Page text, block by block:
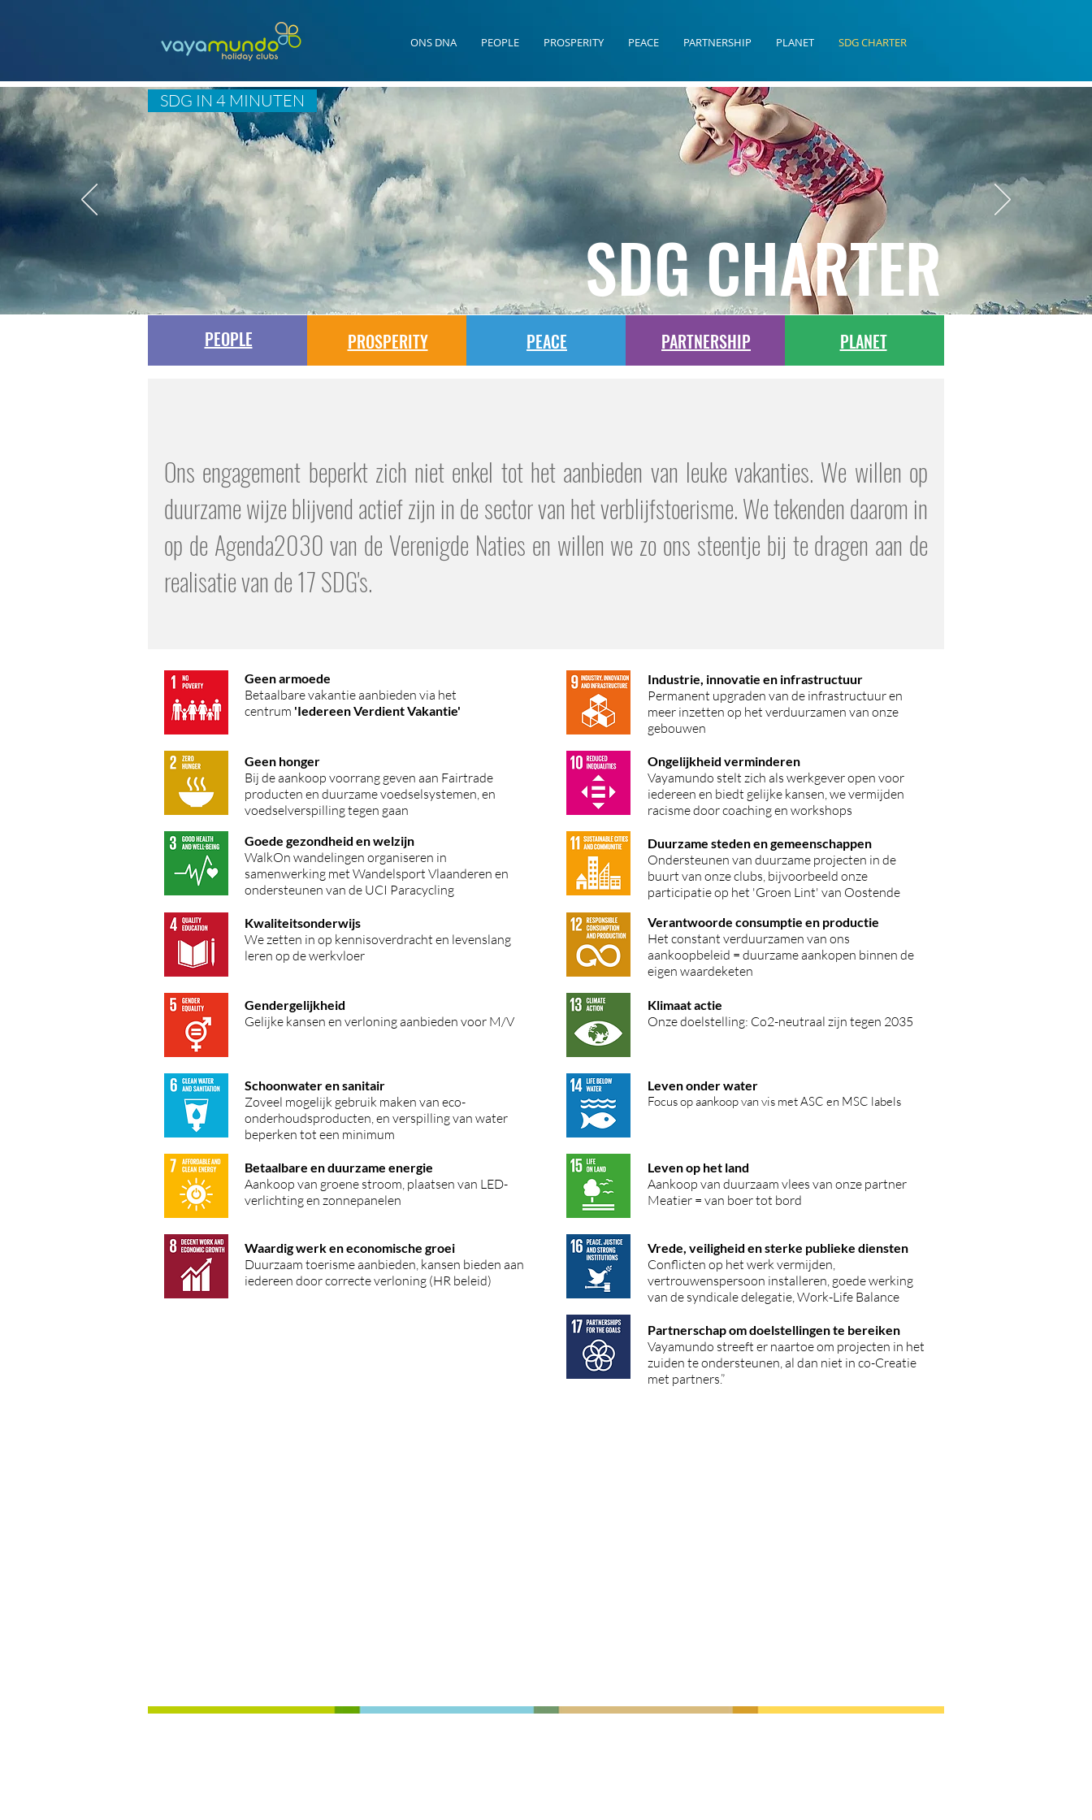
ONS DNA PEOPLE PROSPERITY PEACE PARTNERSHIP PLANET SDG CHARTER
SDG IN 4 MINUTEN
SDG CHARTER
PEOPLE PROSPERITY PEACE PARTNERSHIP PLANET
Ons engagement beperkt zich niet enkel tot het aanbieden van leuke vakanties. We willen op
duurzame wijze blijvend actief zijn in de sector van het verblijfstoerisme. We tekenden daarom in
op de Agenda2030 van de Verenigde Naties en willen we zo ons steentje bij te dragen aan de
realisatie van de 17 SDG's.
Geen armoede
Betaalbare vakantie aanbieden via het
centrum 'Iedereen Verdient Vakantie'
Geen honger
Bij de aankoop voorrang geven aan Fairtrade
producten en duurzame voedselsystemen, en
voedselverspilling tegen gaan
Goede gezondheid en welzijn
WalkOn wandelingen organiseren in
samenwerking met Wandelsport Vlaanderen en
ondersteunen van de UCI Paracycling
Kwaliteitsonderwijs
We zetten in op kennisoverdracht en levenslang
leren op de werkvloer
Gendergelijkheid
Gelijke kansen en verloning aanbieden voor M/V
Schoonwater en sanitair
Zoveel mogelijk gebruik maken van eco-
onderhoudsproducten, en verspilling van water
beperken tot een minimum
Betaalbare en duurzame energie
Aankoop van groene stroom, plaatsen van LED-
verlichting en zonnepanelen
Waardig werk en economische groei
Duurzaam toerisme aanbieden, kansen bieden aan
iedereen door correcte verloning (HR beleid)
Industrie, innovatie en infrastructuur
Permanent upgraden van de infrastructuur en
meer inzetten op het verduurzamen van onze
gebouwen
Ongelijkheid verminderen
Vayamundo stelt zich als werkgever open voor
iedereen en biedt gelijke kansen, we vermijden
racisme door coaching en workshops
Duurzame steden en gemeenschappen
Ondersteunen van duurzame projecten in de
buurt van onze clubs, bijvoorbeeld onze
participatie op het 'Groen Lint' van Oostende
Verantwoorde consumptie en productie
Het constant verduurzamen van ons
aankoopbeleid = duurzame aankopen binnen de
eigen waardeketen
Klimaat actie
Onze doelstelling: Co2-neutraal zijn tegen 2035
Leven onder water
Focus op aankoop van vis met ASC en MSC labels
Leven op het land
Aankoop van duurzaam vlees van onze partner
Meatier = van boer tot bord
Vrede, veiligheid en sterke publieke diensten
Conflicten op het werk vermijden,
vertrouwenspersoon installeren, goede werking
van de syndicale delegatie, Work-Life Balance
Partnerschap om doelstellingen te bereiken
Vayamundo streeft er naartoe om projecten in het
zuiden te ondersteunen, al dan niet in co-Creatie
met partners.”